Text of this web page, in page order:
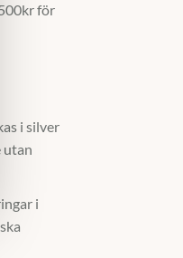
för
i silver
utan
i